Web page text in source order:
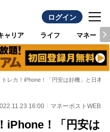
ログイン
ャリア ライフ マネー
トレカ！iPhone！「円安は好機」と日本
16:00 マネーポストWEB
iPhone！「円安は